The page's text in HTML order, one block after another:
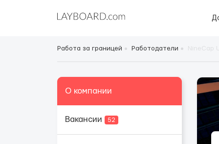
Работа за границей Работодатели
О компании
Вакансии 52